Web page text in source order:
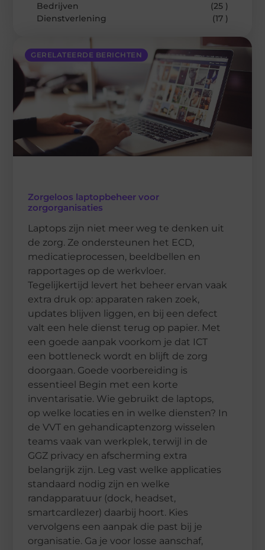
GERELATEERDE BERICHTEN
Zorgeloos laptopbeheer voor
zorgorganisaties
Laptops zijn niet meer weg te denken uit
de zorg. Ze ondersteunen het ECD,
medicatieprocessen, beeldbellen en
rapportages op de werkvloer.
Tegelijkertijd levert het beheer ervan vaak
extra druk op: apparaten raken zoek,
updates blijven liggen, en bij een defect
valt een hele dienst terug op papier. Met
een goede aanpak voorkom je dat ICT
een bottleneck wordt en blijft de zorg
doorgaan. Goede voorbereiding is
essentieel Begin met een korte
inventarisatie. Wie gebruikt de laptops,
op welke locaties en in welke diensten? In
de VVT en gehandicaptenzorg wisselen
teams vaak van werkplek, terwijl in de
GGZ privacy en afscherming extra
belangrijk zijn. Leg vast welke applicaties
standaard nodig zijn en welke
randapparatuur (dock, headset,
smartcardlezer) daarbij hoort. Kies
vervolgens een aanpak die past bij je
organisatie. Ga je voor losse aanschaf,
Bedrijven
(25 )
Dienstverlening
(17 )